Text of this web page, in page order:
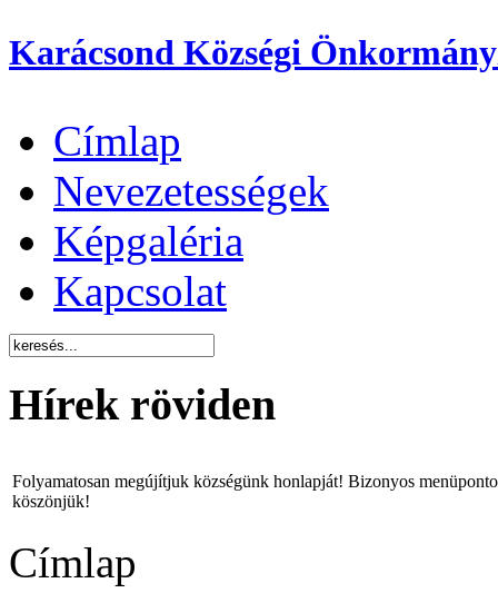
Karácsond Községi
Címlap
Nevezetességek
Képgaléria
Kapcsolat
Hírek röviden
Folyamatosan megújítjuk községünk honlapját! Bizonyos
köszönjük!
Címlap